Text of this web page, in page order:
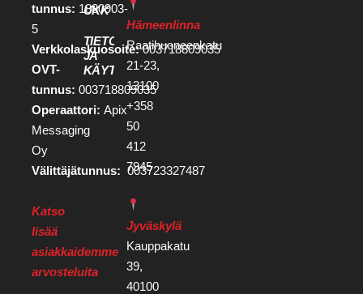
tunnus: 1880903-
5
Verkkolaskuosoite:003718809035
OVT-
tunnus: 003718809035
Operaattori: Apix
Messaging
Oy
Välittäjätunnus: 003723327487
Katso
lisää
asiakkaidemme
arvosteluita
UKK
TIETOSUOJA
JA
KÄYTTÖEHDOT
Hämeenlinna
Raatihuoneenkatu
21-23,
13100
+358
50
412
7945
Jyväskylä
Kauppakatu
39,
40100